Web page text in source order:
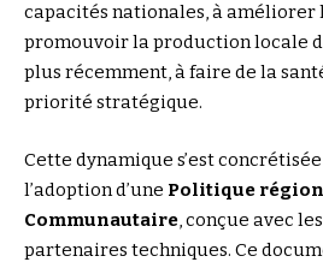
capacités nationales, à améliorer
promouvoir la production locale
plus récemment, à faire de la
priorité stratégique.
Cette dynamique s’est
l’adoption d’une Politique
Communautaire, conçue avec
partenaires techniques. Ce